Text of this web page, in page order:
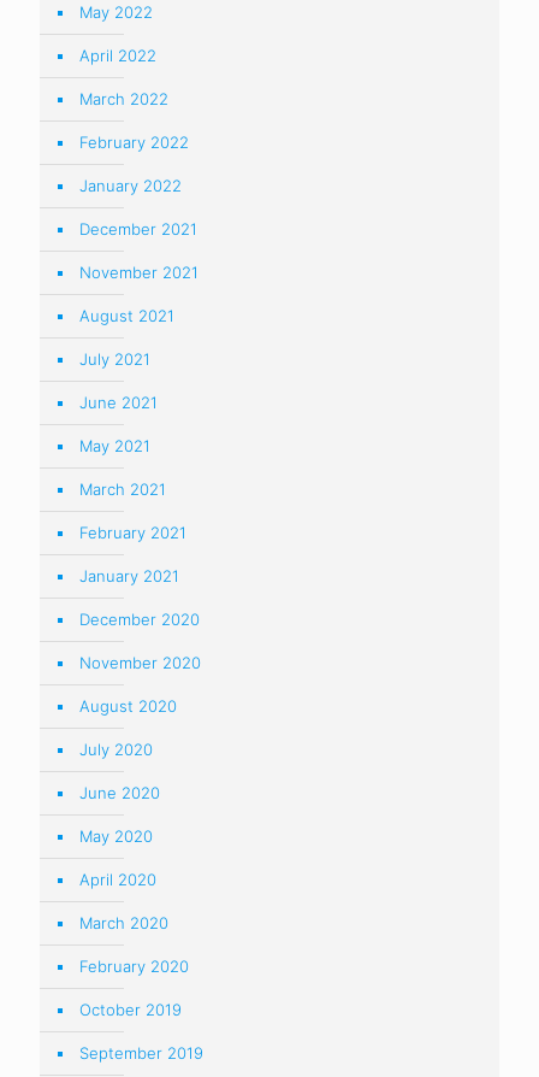
May 2022
April 2022
March 2022
February 2022
January 2022
December 2021
November 2021
August 2021
July 2021
June 2021
May 2021
March 2021
February 2021
January 2021
December 2020
November 2020
August 2020
July 2020
June 2020
May 2020
April 2020
March 2020
February 2020
October 2019
September 2019